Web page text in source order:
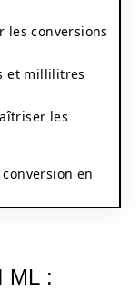
conversions
et millilitres
les
en
ML :